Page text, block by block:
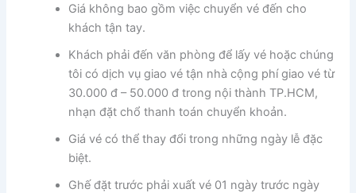
Giá không bao gồm việc chuyển vé đến cho
khách tận tay.
Khách phải đến văn phòng để lấy vé hoặc chúng
tôi có dịch vụ giao vé tận nhà cộng phí giao vé từ
30.000 đ – 50.000 đ trong nội thành TP.HCM,
nhạn đặt chổ thanh toán chuyển khoản.
Giá vé có thể thay đổi trong những ngày lễ đặc
biệt.
Ghế đặt trước phải xuất vé 01 ngày trước ngày